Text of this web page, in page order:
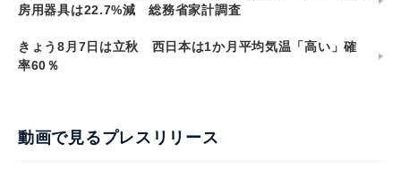
房用器具は22.7%減 総務省家計調査
きょう8月7日は立秋 西日本は1か月平均気温「高い」確
率60％
動画で見るプレスリリース